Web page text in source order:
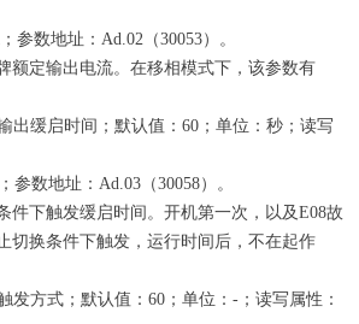
参数地址：Ad.02（30053）。
额定输出电流。在移相模式下，该参数有
输出缓启时间；默认值：60；单位：秒；读写
参数地址：Ad.03（30058）。
件下触发缓启时间。开机第一次，以及E08故
切换条件下触发，运行时间后，不在起作
触发方式；默认值：60；单位：-；读写属性：